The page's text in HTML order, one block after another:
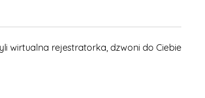
wirtualna rejestratorka, dzwoni do Ciebie